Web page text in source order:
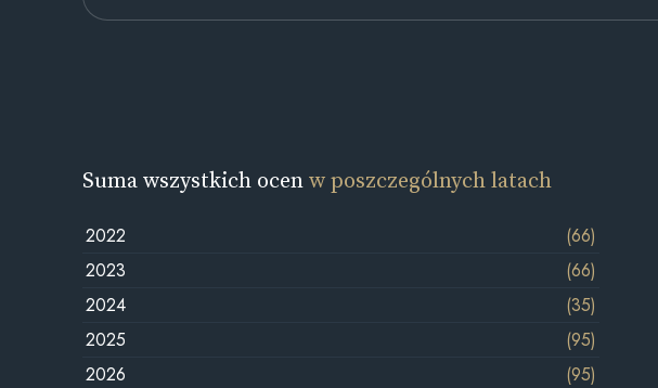
Suma wszystkich ocenw poszczególnych latach
2022
(66)
2023
(66)
2024
(35)
2025
(95)
2026
(95)